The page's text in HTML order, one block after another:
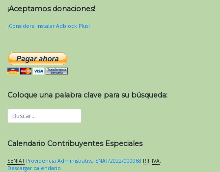
¡Aceptamos donaciones!
¡Considere instalar Adblock Plus!
Coloque una palabra clave para su búsqueda:
Calendario Contribuyentes Especiales
SENIAT Providencia Administrativa SNAT/2022/000068 RIF IVA
Descargar calendario